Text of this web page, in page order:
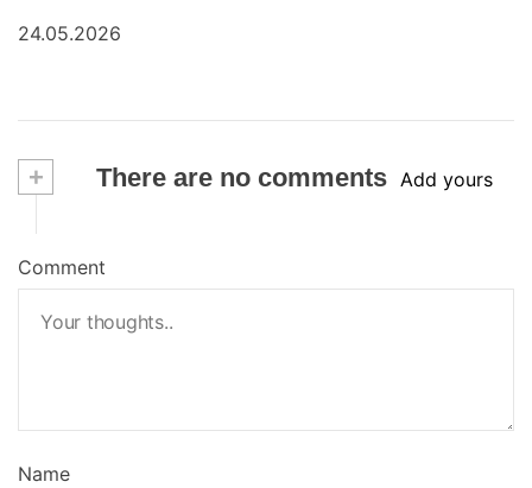
24.05.2026
+ There are no comments Add yours
Comment
Name